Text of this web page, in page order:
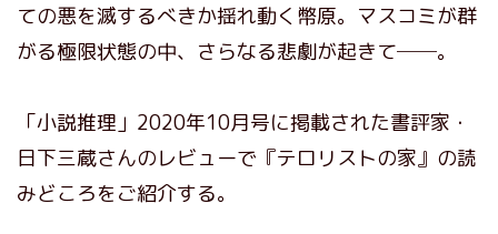
ての悪を滅するべきか揺れ動く幣原。マスコミが群
がる極限状態の中、さらなる悲劇が起きて──。
「小説推理」2020年10月号に掲載された書評家・
日下三蔵さんのレビューで『テロリストの家』の読
みどころをご紹介する。